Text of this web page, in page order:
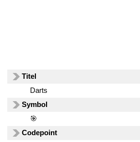
Titel
Darts
Symbol
🎯
Codepoint